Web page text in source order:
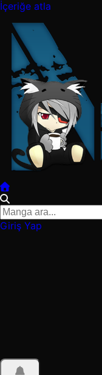
İçeriğe atla
Giriş Yap